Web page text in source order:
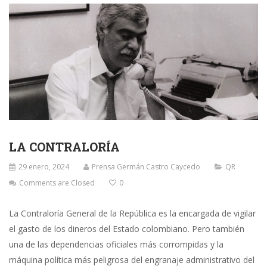
LA CONTRALORÍA
29 enero, 2024 Prensa Germán Castro Caycedo
QR
Comments are Closed
0
La Contraloría General de la República es la encargada de vigilar
el gasto de los dineros del Estado colombiano. Pero también
una de las dependencias oficiales más corrompidas y la
máquina política más peligrosa del engranaje administrativo del